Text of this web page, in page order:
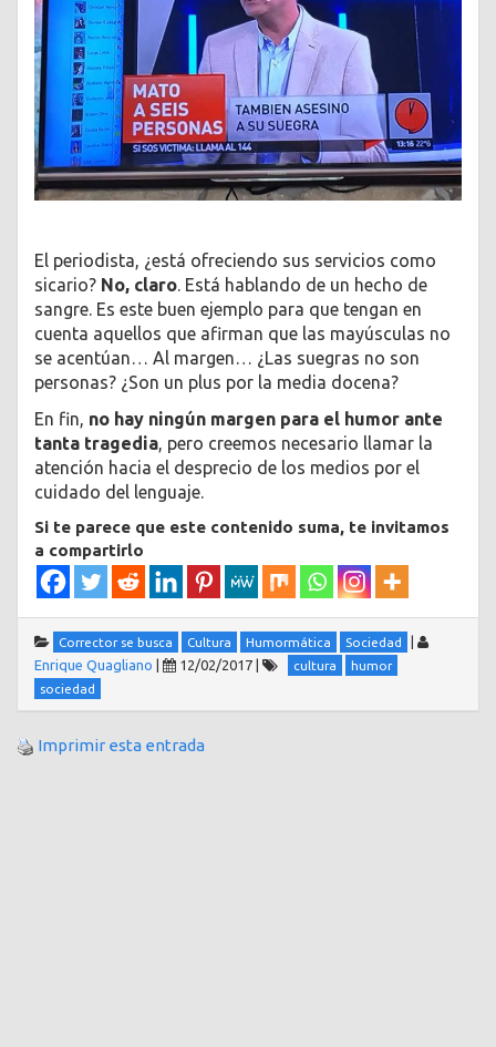
El periodista, ¿está ofreciendo sus servicios como
sicario? No, claro. Está hablando de un hecho de
sangre. Es este buen ejemplo para que tengan en
cuenta aquellos que afirman que las mayúsculas no
se acentúan… Al margen… ¿Las suegras no son
personas? ¿Son un plus por la media docena?
En fin, no hay ningún margen para el humor ante
tanta tragedia, pero creemos necesario llamar la
atención hacia el desprecio de los medios por el
cuidado del lenguaje.
Si te parece que este contenido suma, te invitamos
a compartirlo
Corrector se busca Cultura Humormática Sociedad
Enrique Quagliano
12/02/2017 cultura
humor
sociedad
Imprimir esta entrada